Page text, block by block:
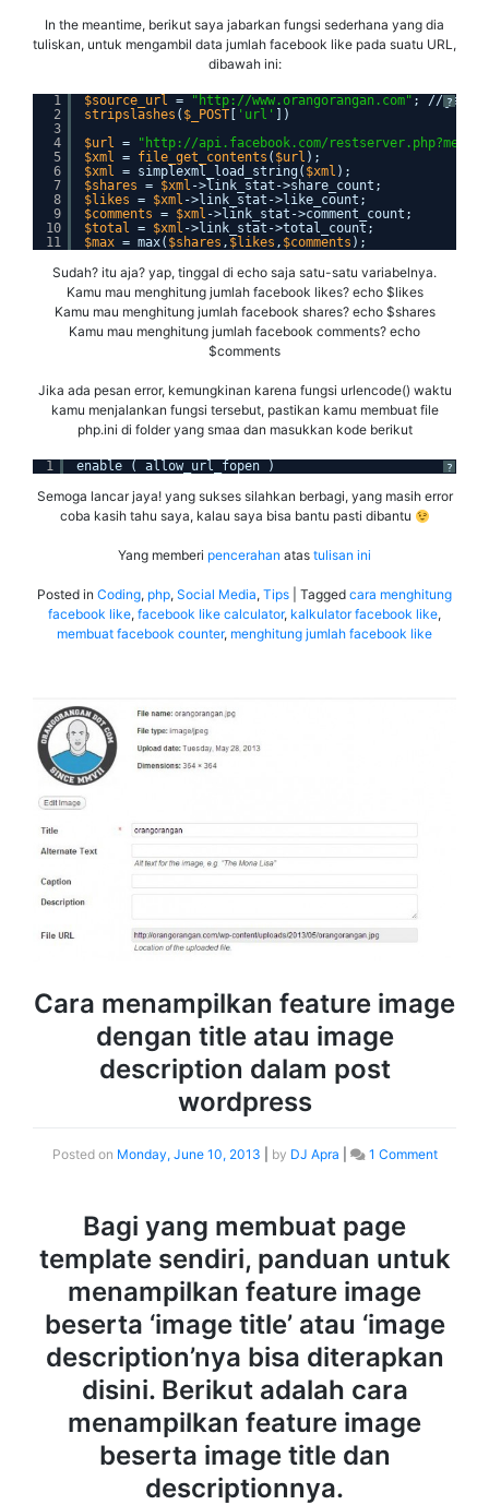
In the meantime, berikut saya jabarkan fungsi sederhana yang dia
tuliskan, untuk mengambil data jumlah facebook like pada suatu URL,
dibawah ini:
?
1
2
3
4
5
6
7
8
9
10
11
$source_url = "http://www.orangorangan.com" ; //ganti
stripslashes ( $_POST 'url'
])
$url =
"http://api.facebook.com/
$xml = file_get_contents ( $url );
$xml = simplexml_load_string( $xml );
$shares = $xml ->link_stat->share_count;
$likes = $xml ->link_stat->like_count;
$comments = $xml ->link_stat->comment_count;
$total = $xml ->link_stat->total_count;
$max = max( $shares , $likes , $comments );
Sudah? itu aja? yap, tinggal di echo saja satu-satu variabelnya.
Kamu mau menghitung jumlah facebook likes? echo $likes
Kamu mau menghitung jumlah facebook shares? echo $shares
Kamu mau menghitung jumlah facebook comments? echo
$comments
Jika ada pesan error, kemungkinan karena fungsi urlencode() waktu
kamu menjalankan fungsi tersebut, pastikan kamu membuat file
php.ini di folder yang smaa dan masukkan kode berikut
?
1 enable ( allow_url_fopen )
Semoga lancar jaya! yang sukses silahkan berbagi, yang masih error
coba kasih tahu saya, kalau saya bisa bantu pasti dibantu
Yang memberi pencerahan atas tulisan ini
Posted in Coding, php, Social Media, Tips Tagged cara menghitung
facebook like, facebook like calculator, kalkulator facebook like,
membuat facebook counter, menghitung jumlah facebook like
Cara menampilkan feature image
dengan title atau image
description dalam post
wordpress
Posted on Monday, June 10, 2013 by DJ Apra 1 Comment
Bagi yang membuat page
template sendiri, panduan untuk
menampilkan feature image
beserta ‘image title’ atau ‘image
description’nya bisa diterapkan
disini. Berikut adalah cara
menampilkan feature image
beserta image title dan
descriptionnya.